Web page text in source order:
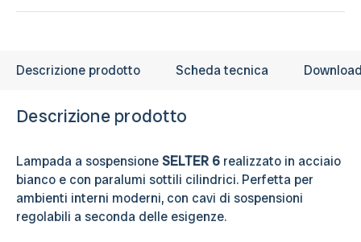
Descrizione prodotto Scheda tecnica
Descrizione prodotto
Lampada a sospensioneSELTER 6 realizzato in acciaio
bianco e con paralumi sottili cilindrici. Perfetta per
ambienti interni moderni, con cavi di sospensioni
regolabili a seconda delle esigenze.